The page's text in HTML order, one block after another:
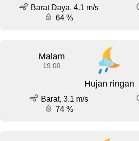
Barat Daya, 4.1 m/s
64 %
Malam
19:00
Hujan ringan
Barat, 3.1 m/s
74 %